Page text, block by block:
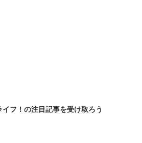
イフ！の注目記事を受け取ろう